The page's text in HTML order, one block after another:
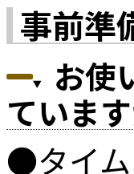
事前準
お使
ていま
●タイム